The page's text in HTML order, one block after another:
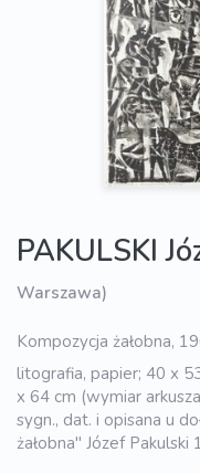
PAKULSKI
Warszawa)
Kompozycja żałobna,
litografia, papier; 40 x
x 64 cm (wymiar
sygn., dat. i opisana u
żałobna" Józef Pakulski